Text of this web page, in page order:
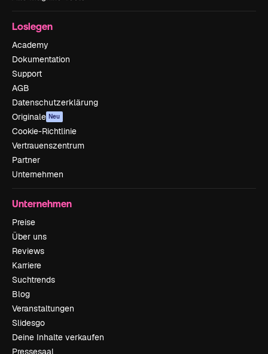
Loslegen
Academy
Dokumentation
Support
AGB
Datenschutzerklärung
Originale Neu
Cookie-Richtlinie
Vertrauenszentrum
Partner
Unternehmen
Unternehmen
Preise
Über uns
Reviews
Karriere
Suchtrends
Blog
Veranstaltungen
Slidesgo
Deine Inhalte verkaufen
Pressesaal